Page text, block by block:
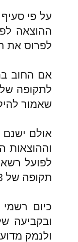
לפרוס את החוב עד 3 שנים. מה
שאמור
לפועל
תקופה של 3 שנים נוספות דהיינו 6 שנים.
כיום
ובקביעה
ולנמק